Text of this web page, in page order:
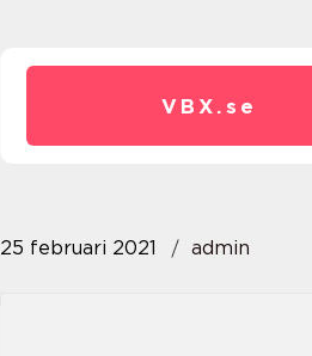
VBX. se
25 februari 2021 admin